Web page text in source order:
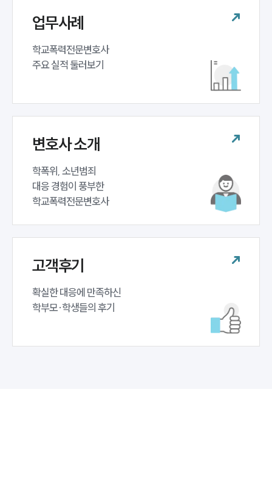
업무사례
학교폭력전문변호사
주요 실적 둘러보기
변호사 소개
학폭위, 소년범죄
대응 경험이 풍부한
학교폭력전문변호사
고객후기
확실한 대응에 만족하신
학부모·학생들의 후기